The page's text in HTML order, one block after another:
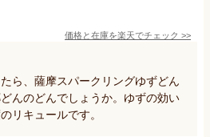
価格と在庫を楽天でチェック >>
ら、薩摩スパークリングゆずどん
んのどんでしょうか。ゆずの効い
リキュールです。